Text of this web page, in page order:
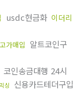
usdc현금화 이더리
가매입 알트코인구
코인송금대행 24시
싱 신용카드테더구입